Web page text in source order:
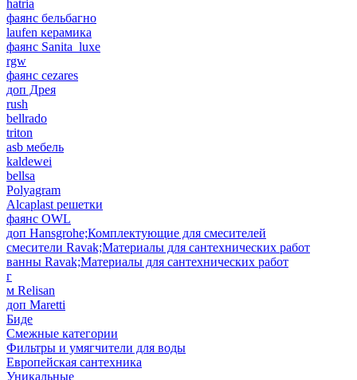
hatria
фаянс бельбагно
laufen керамика
фаянс Sanita_luxe
rgw
фаянс cezares
доп Дрея
rush
bellrado
triton
asb мебель
kaldewei
bellsa
Polyagram
Alcaplast решетки
фаянс OWL
доп Hansgrohe;Комплектующие для смесителей
смесители Ravak;Материалы для сантехнических работ
ванны Ravak;Материалы для сантехнических работ
г
м Relisan
доп Maretti
Биде
Смежные категории
Фильтры и умягчители для воды
Европейская сантехника
Уникальные